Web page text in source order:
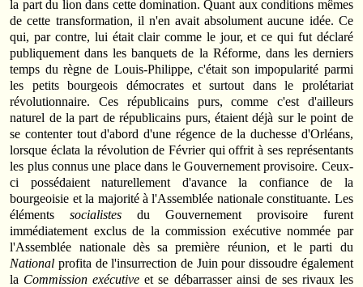
la part du lion dans cette domination. Quant aux conditions mêmes
de cette transformation, il n'en avait absolument aucune idée. Ce
qui, par contre, lui était clair comme le jour, et ce qui fut déclaré
publiquement dans les banquets de la Réforme, dans les derniers
temps du règne de Louis-Philippe, c'était son impopularité parmi
les petits bourgeois démocrates et surtout dans le prolétariat
révolutionnaire. Ces républicains purs, comme c'est d'ailleurs
naturel de la part de républicains purs, étaient déjà sur le point de
se contenter tout d'abord d'une régence de la duchesse d'Orléans,
lorsque éclata la révolution de Février qui offrit à ses représentants
les plus connus une place dans le Gouvernement provisoire. Ceux-
ci possédaient naturellement d'avance la confiance de la
bourgeoisie et la majorité à l'Assemblée nationale constituante. Les
élémentssocialistes du Gouvernement provisoire furent
immédiatement exclus de la commission exécutive nommée par
l'Assemblée nationale dès sa première réunion, et le parti du
National profita de l'insurrection de Juin pour dissoudre également
la Commission exécutive et se débarrasser ainsi de ses rivaux les